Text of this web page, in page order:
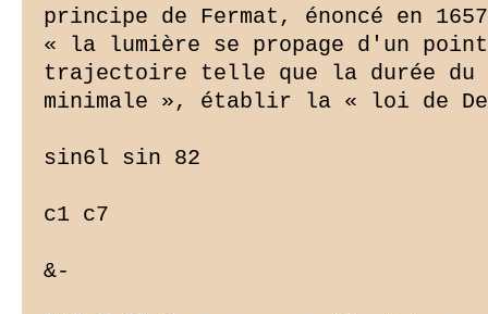
principe de Fermat, énoncé en
« la lumière se propage d'un
trajectoire telle que la durée du
minimale », établir la « loi de
sin6l sin 82
c1 c7
&-